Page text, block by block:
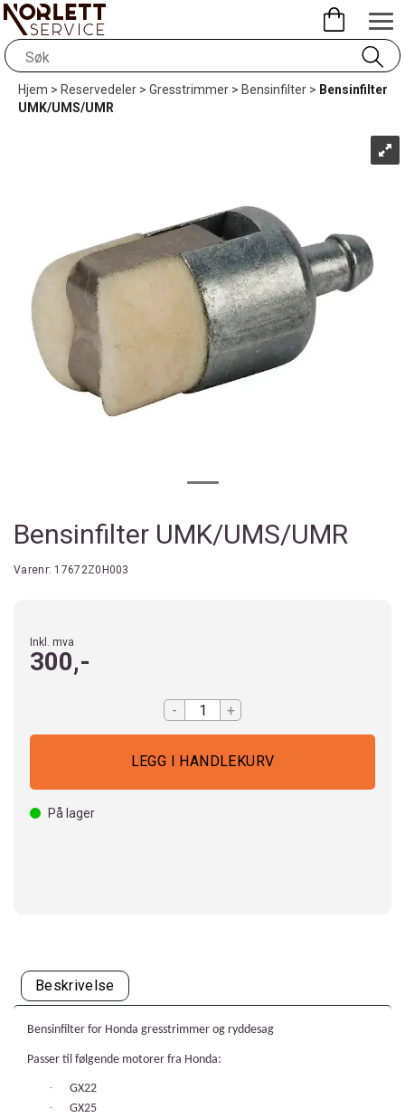
Hjem>Reservedeler>Gresstrimmer>Bensinfilter> Bensinfilter
UMK/UMS/UMR
Bensinfilter UMK/UMS/UMR
Varenr: 17672Z0H003
Inkl. mva
300,-
- +
På lager
Beskrivelse
Bensinfilter for Honda gresstrimmer og ryddesag
Passer til følgende motorer fra Honda:
·
GX22
·
GX25